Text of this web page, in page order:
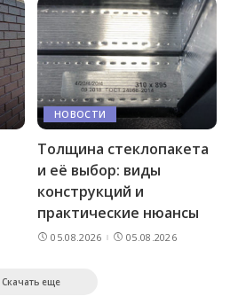
НОВОСТИ
Толщина стеклопакета
и её выбор: виды
конструкций и
практические нюансы
05.08.2026 05.08.2026
Скачать еще